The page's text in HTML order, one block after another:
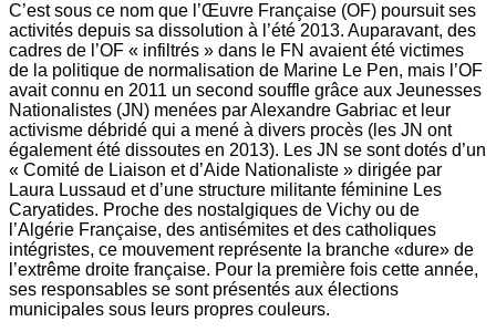
C’est sous ce nom que l’Œuvre Française (OF) poursuit ses
activités depuis sa dissolution à l’été 2013. Auparavant, des
cadres de l’OF « infiltrés » dans le FN avaient été victimes
de la politique de normalisation de Marine Le Pen, mais l’OF
avait connu en 2011 un second souffle grâce aux Jeunesses
Nationalistes (JN) menées par Alexandre Gabriac et leur
activisme débridé qui a mené à divers procès (les JN ont
également été dissoutes en 2013). Les JN se sont dotés d’un
« Comité de Liaison et d’Aide Nationaliste » dirigée par
Laura Lussaud et d’une structure militante féminine Les
Caryatides. Proche des nostalgiques de Vichy ou de
l’Algérie Française, des antisémites et des catholiques
intégristes, ce mouvement représente la branche «dure» de
l’extrême droite française. Pour la première fois cette année,
ses responsables se sont présentés aux élections
municipales sous leurs propres couleurs.